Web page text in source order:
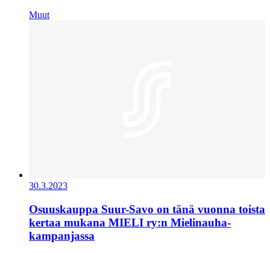
Muut
30.3.2023
Osuuskauppa Suur-Savo on tänä vuonna toista
kertaa mukana MIELI ry:n Mielinauha-
kampanjassa